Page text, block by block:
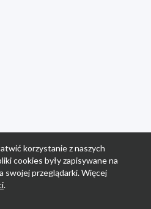
korzystanie z naszych
cookies były zapisywane na
swojej przeglądarki. Więcej
.